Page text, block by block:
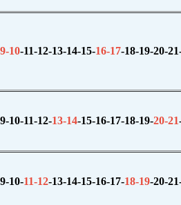
9-10-11-12-13-14-15-16-17-18-19-20-
10-11-12-13-14-15-16-17-18-19-20-21
10-11-12-13-14-15-16-17-18-19-20-